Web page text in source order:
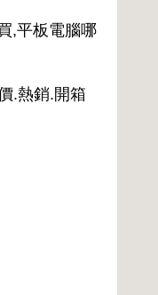
,平板電腦哪
.熱銷.開箱